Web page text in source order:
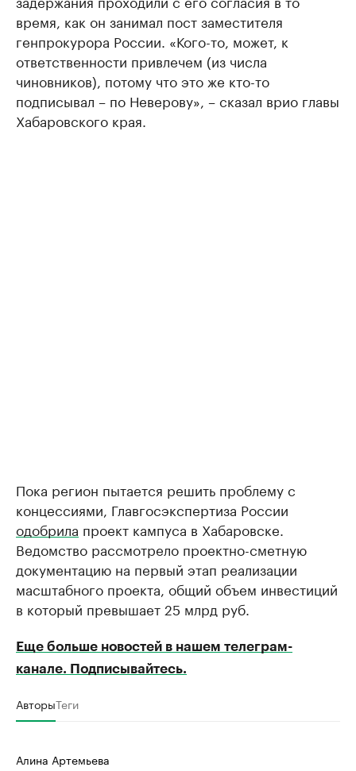
время, как он занимал пост заместителя
генпрокурора России. «Кого-то, может, к
ответственности привлечем (из числа
чиновников), потому что это же кто-то
подписывал – по Неверову», – сказал врио главы
Хабаровского края.
Пока регион пытается решить проблему с
концессиями, Главгосэкспертиза России
одобрила проект кампуса в Хабаровске.
Ведомство рассмотрело проектно-сметную
документацию на первый этап реализации
масштабного проекта, общий объем инвестиций
в который превышает 25 млрд руб.
Еще больше новостей в нашем телеграм-
канале. Подписывайтесь.
АвторыТеги
Алина Артемьева